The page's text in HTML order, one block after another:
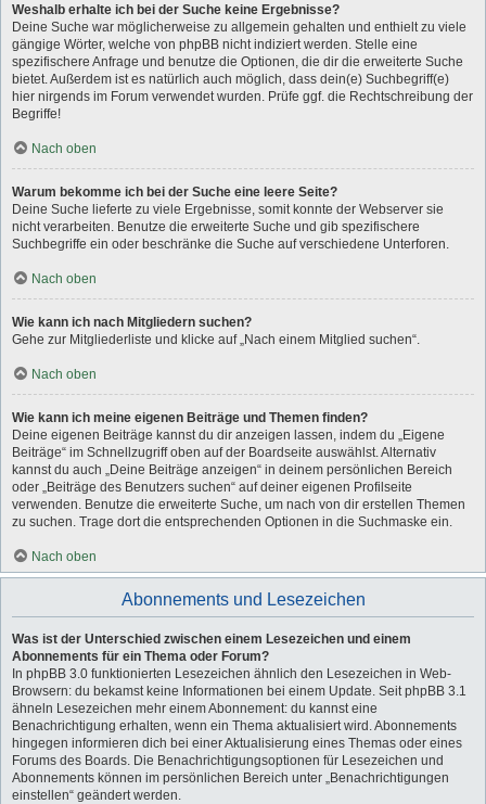
Weshalb erhalte ich bei der Suche keine Ergebnisse?
Deine Suche war möglicherweise zu allgemein gehalten und enthielt zu viele
gängige Wörter, welche von phpBB nicht indiziert werden. Stelle eine
spezifischere Anfrage und benutze die Optionen, die dir die erweiterte Suche
bietet. Außerdem ist es natürlich auch möglich, dass dein(e) Suchbegriff(e)
hier nirgends im Forum verwendet wurden. Prüfe ggf. die Rechtschreibung der
Begriffe!
Nach oben
Warum bekomme ich bei der Suche eine leere Seite?
Deine Suche lieferte zu viele Ergebnisse, somit konnte der Webserver sie
nicht verarbeiten. Benutze die erweiterte Suche und gib spezifischere
Suchbegriffe ein oder beschränke die Suche auf verschiedene Unterforen.
Nach oben
Wie kann ich nach Mitgliedern suchen?
Gehe zur Mitgliederliste und klicke auf „Nach einem Mitglied suchen“.
Nach oben
Wie kann ich meine eigenen Beiträge und Themen finden?
Deine eigenen Beiträge kannst du dir anzeigen lassen, indem du „Eigene
Beiträge“ im Schnellzugriff oben auf der Boardseite auswählst. Alternativ
kannst du auch „Deine Beiträge anzeigen“ in deinem persönlichen Bereich
oder „Beiträge des Benutzers suchen“ auf deiner eigenen Profilseite
verwenden. Benutze die erweiterte Suche, um nach von dir erstellen Themen
zu suchen. Trage dort die entsprechenden Optionen in die Suchmaske ein.
Nach oben
Abonnements und Lesezeichen
Was ist der Unterschied zwischen einem Lesezeichen und einem
Abonnements für ein Thema oder Forum?
In phpBB 3.0 funktionierten Lesezeichen ähnlich den Lesezeichen in Web-
Browsern: du bekamst keine Informationen bei einem Update. Seit phpBB 3.1
ähneln Lesezeichen mehr einem Abonnement: du kannst eine
Benachrichtigung erhalten, wenn ein Thema aktualisiert wird. Abonnements
hingegen informieren dich bei einer Aktualisierung eines Themas oder eines
Forums des Boards. Die Benachrichtigungsoptionen für Lesezeichen und
Abonnements können im persönlichen Bereich unter „Benachrichtigungen
einstellen“ geändert werden.